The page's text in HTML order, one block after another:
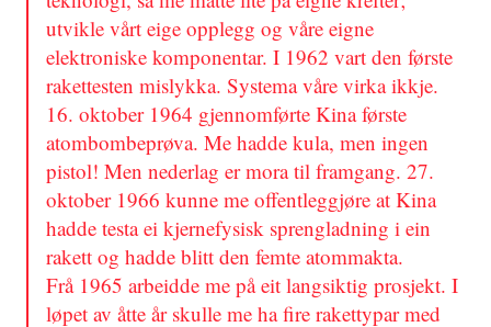
utvikle vårt eige opplegg og våre eigne
elektroniske komponentar. I 1962 vart den første
rakettesten mislykka. Systema våre virka ikkje.
16. oktober 1964 gjennomførte Kina første
atombombeprøva. Me hadde kula, men ingen
pistol! Men nederlag er mora til framgang. 27.
oktober 1966 kunne me offentleggjøre at Kina
hadde testa ei kjernefysisk sprengladning i ein
rakett og hadde blitt den femte atommakta.
Frå 1965 arbeidde me på eit langsiktig prosjekt. I
løpet av åtte år skulle me ha fire rakettypar med